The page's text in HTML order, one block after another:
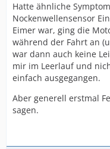
Hatte ähnliche
Nockenwellensensor
Eimer war, ging die
während der Fahrt an
war dann auch keine
mir im Leerlauf und
einfach ausgegangen.
Aber generell erstmal
sagen.